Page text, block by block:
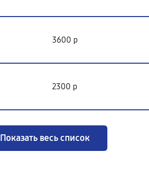
3600 р
2300 р
Показать весь список